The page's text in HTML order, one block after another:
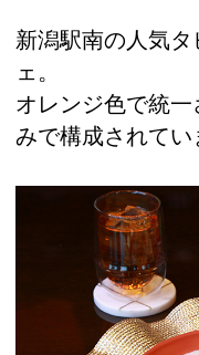
新潟駅南の人気
ェ。
オレンジ色で統
みで構成されてい